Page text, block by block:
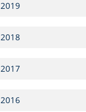
2019
2018
2017
2016